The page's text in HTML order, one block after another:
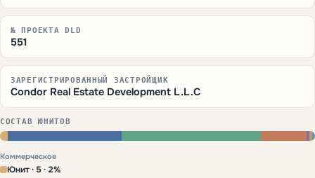
№ ПРОЕКТА DLD
551
ЗАРЕГИСТРИРОВАННЫЙ ЗАСТРОЙЩИК
Condor Real Estate Development L.L.C
СОСТАВ ЮНИТОВ
Коммерческое
Юнит · 5 · 2%